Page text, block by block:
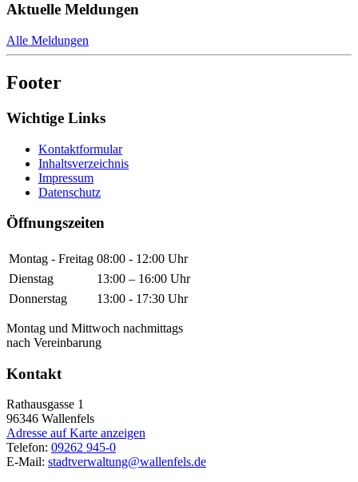
Aktuelle Meldungen
Alle Meldungen
Footer
Wichtige Links
Kontaktformular
Inhaltsverzeichnis
Impressum
Datenschutz
Öffnungszeiten
Montag - Freitag 08:00 - 12:00 Uhr
Dienstag
13:00 – 16:00 Uhr
Donnerstag
13:00 - 17:30 Uhr
Montag und Mittwoch nachmittags
nach Vereinbarung
Kontakt
Rathausgasse 1
96346 Wallenfels
Adresse auf Karte anzeigen
Telefon: 09262 945-0
E-Mail: stadtverwaltung@wallenfels.de